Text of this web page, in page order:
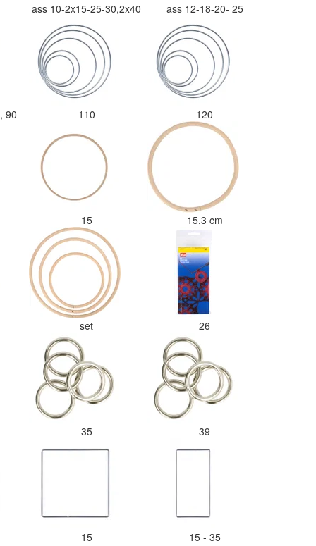
ass 10-2x15-25-30,2x40 ass 12-18-20- 25
90 110 120
15 15,3 cm
set 26
35 39
15 15 - 35